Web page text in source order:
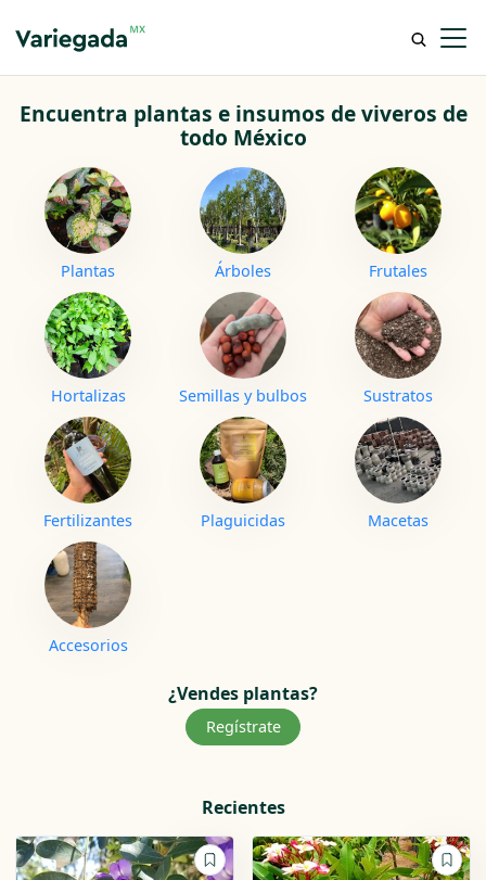
Encuentra plantas e insumos de viveros de
todo México
Plantas Árboles Frutales
Hortalizas Semillas y bulbos Sustratos
Fertilizantes Plaguicidas Macetas
Accesorios
¿Vendes plantas?
Regístrate
Recientes